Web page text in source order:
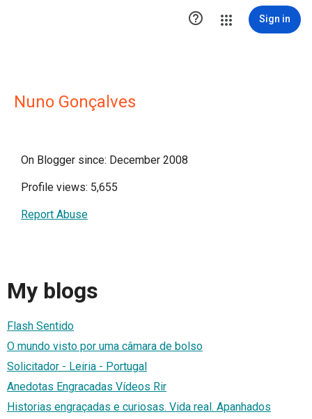
 Sign in
Nuno Gonçalves
On Blogger since: December 2008
Profile views: 5,655
Report Abuse
My blogs
Flash Sentido
O mundo visto por uma câmara de bolso
Solicitador - Leiria - Portugal
Anedotas Engracadas Vídeos Rir
Historias engraçadas e curiosas. Vida real. Apanhados